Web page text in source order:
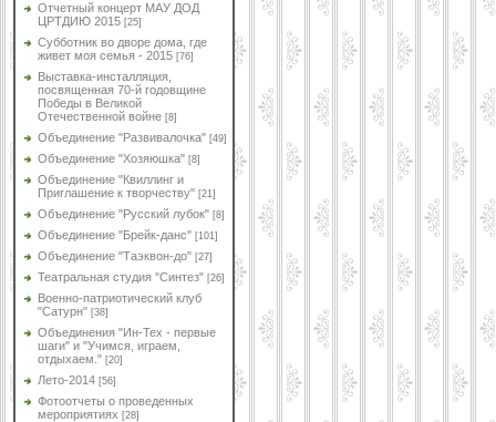
Отчетный концерт МАУ ДОД
ЦРТДИЮ 2015 [25]
Субботник во дворе дома, где
живет моя семья - 2015 [76]
Выставка-инсталляция,
посвященная 70-й годовщине
Победы в Великой
Отечественной войне [8]
Объединение "Развивалочка" [49]
Объединение "Хозяюшка" [8]
Объединение "Квиллинг и
Приглашение к творчеству" [21]
Объединение "Русский лубок" [8]
Объединение "Брейк-данс" [101]
Объединение "Таэквон-до" [27]
Театральная студия "Синтез" [26]
Военно-патриотический клуб
"Сатурн" [38]
Объединения "Ин-Тех - первые
шаги" и "Учимся, играем,
отдыхаем." [20]
Лето-2014 [56]
Фотоотчеты о проведенных
мероприятиях [28]